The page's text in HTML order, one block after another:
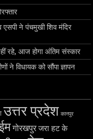
ने पंचमुखी शिव मंदिर
रहे, आज होगा अंतिम संस्कार
ने विधायक को सौंपा ज्ञापन
उत्तर प्रदेश कानपुर
गोरखपुर जरा हट के